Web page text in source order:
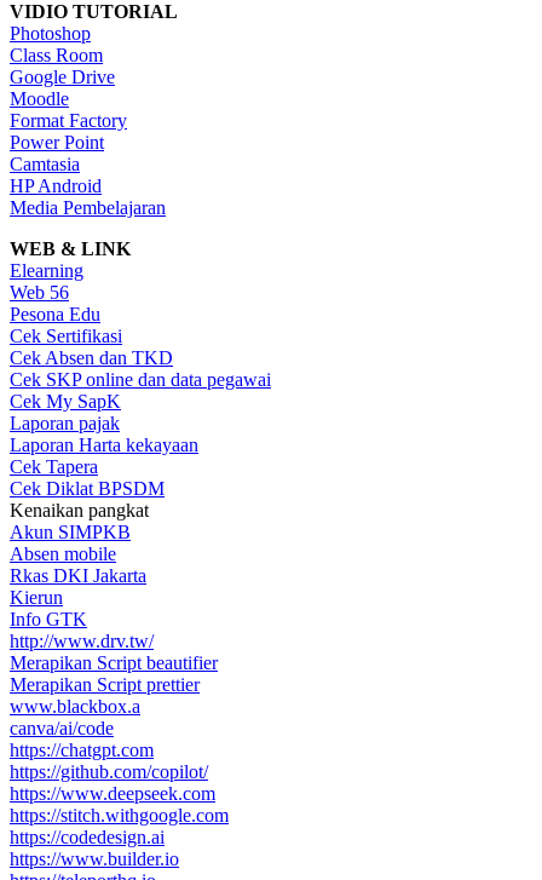
VIDIO TUTORIAL
Photoshop
Class Room
Google Drive
Moodle
Format Factory
Power Point
Camtasia
HP Android
Media Pembelajaran
WEB & LINK
Elearning
Web 56
Pesona Edu
Cek Sertifikasi
Cek Absen dan TKD
Cek SKP online dan data pegawai
Cek My SapK
Laporan pajak
Laporan Harta kekayaan
Cek Tapera
Cek Diklat BPSDM
Kenaikan pangkat
Akun SIMPKB
Absen mobile
Rkas DKI Jakarta
Kierun
Info GTK
http://www.drv.tw/
Merapikan Script beautifier
Merapikan Script prettier
www.blackbox.a
canva/ai/code
https://chatgpt.com
https://github.com/copilot/
https://www.deepseek.com
https://stitch.withgoogle.com
https://codedesign.ai
https://www.builder.io